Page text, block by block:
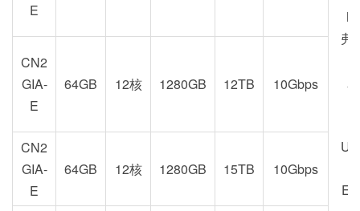
弗
E
CN2
GIA-
E
64GB 12核 1280GB 12TB 10Gbps
CN2
GIA-
E
64GB 12核 1280GB 15TB 10Gbps